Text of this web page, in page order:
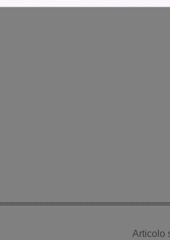
Articolo